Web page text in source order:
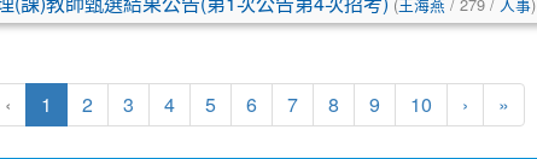
‹ 1 (目前頁次)
2 3 4 5 6 7 8 9 10 › 下一頁
»